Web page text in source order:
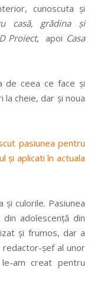
cunoscuta și
casă, grădina şi
Proiect, apoi Casa
de ceea ce face și
la cheie, dar și noua
pasiunea pentru
și aplicati în actuala
și culorile. Pasiunea
adolescență din
și frumos, dar a
șef al unor
am creat pentru